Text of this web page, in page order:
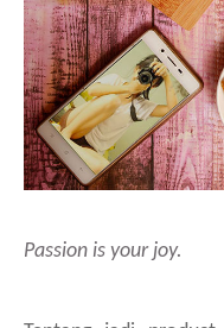
Passion is your joy.